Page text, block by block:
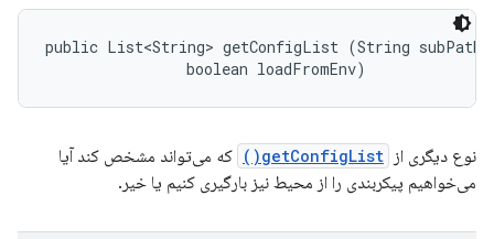
public List<String> getConfigList (String
                boolean loadFromEnv)
نوع دیگری از getConfigList()
که می‌تواند مشخص کند آیا
می‌خواهیم پیکربندی را از محیط نیز بارگیری کنیم یا خیر.